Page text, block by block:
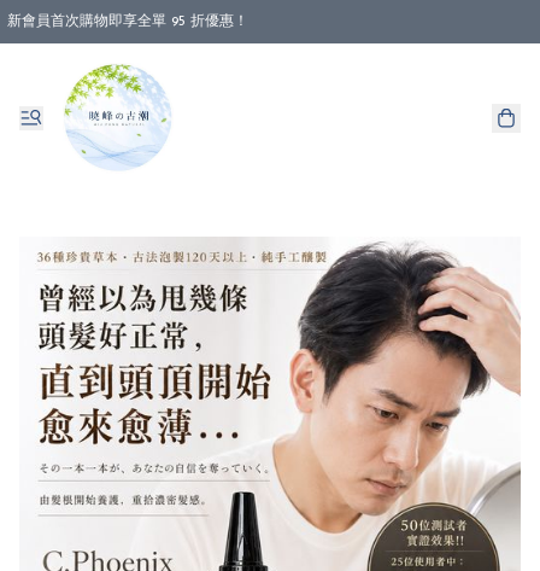
新會員首次購物即享全單 95 折優惠！
消費即享全單 88 折優惠！